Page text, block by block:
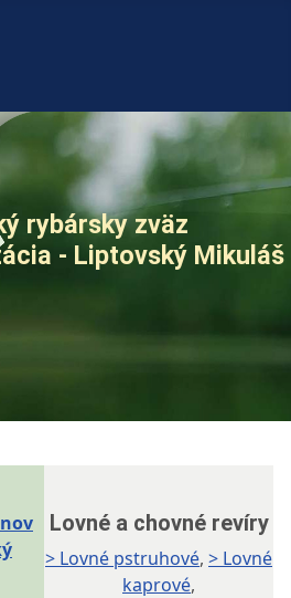
rybársky zväz
- Liptovský Mikuláš
Lovné a chovné revíry
> Lovné pstruhové, > Lovné
kaprové,